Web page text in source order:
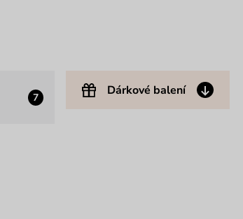
7 Dárkové balení